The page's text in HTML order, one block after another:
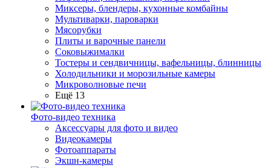
Миксеры, блендеры, кухонные комбайны
Мультиварки, пароварки
Мясорубки
Плиты и варочные панели
Соковыжималки
Тостеры и сендвичницы, вафельницы, блинницы
Холодильники и морозильные камеры
Микроволновые печи
Ещё 13
Фото-видео техника
Аксессуары для фото и видео
Видеокамеры
Фотоаппараты
Экшн-камеры